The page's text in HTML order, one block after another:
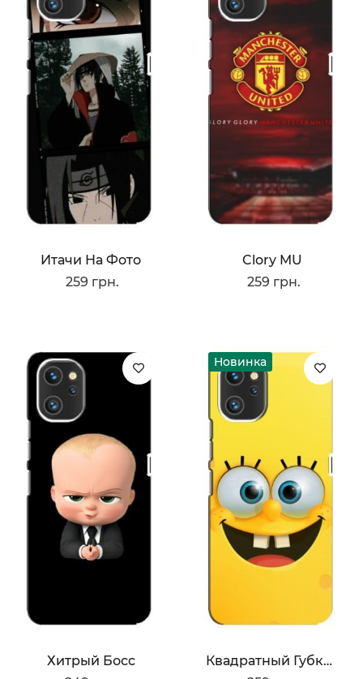
Итачи На Фото
259 грн.
Clory MU
259 грн.
Хитрый Босс
Новинка
Квадратный Губка Боб